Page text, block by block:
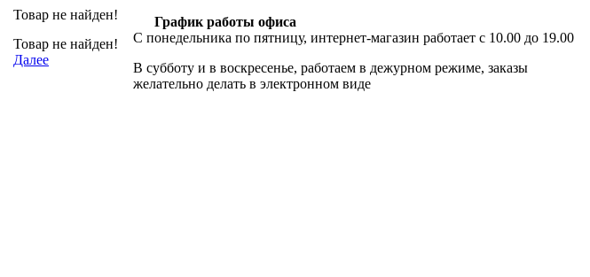
Товар не найден!
Товар не найден!
Далее
График работы офиса
С понедельника по пятницу, интернет-магазин работает с 10.00 до 19.00
В субботу и в воскресенье, работаем в дежурном режиме, заказы
желательно делать в электронном виде